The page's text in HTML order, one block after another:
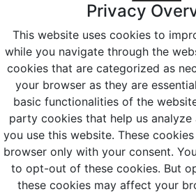
Privacy
This website uses cookies to
while you navigate through the
cookies that are categorized as
your browser as they are
basic functionalities of the
party cookies that help us analyze
you use this website. These
browser only with your consent.
to opt-out of these cookies. But
these cookies may affect your